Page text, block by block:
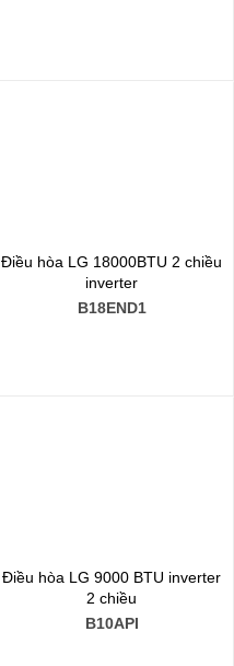
Điều hòa LG 18000BTU 2 chiều
inverter
B18END1
Điều hòa LG 9000 BTU inverter
2 chiều
B10API